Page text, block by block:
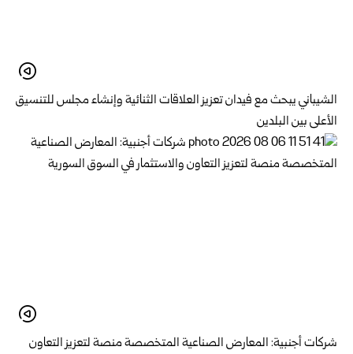
الشيباني يبحث مع فيدان تعزيز العلاقات الثنائية وإنشاء مجلس للتنسيق
الأعلى بين البلدين
شركات أجنبية: المعارض الصناعية المتخصصة منصة لتعزيز التعاون